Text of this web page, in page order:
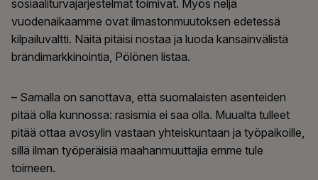
sosiaaliturvajärjestelmät toimivat. Myös neljä
vuodenaikaamme ovat ilmastonmuutoksen edetessä
kilpailuvaltti. Näitä pitäisi nostaa ja luoda kansainvälistä
brändimarkkinointia, Pölönen listaa.
– Samalla on sanottava, että suomalaisten asenteiden
pitää olla kunnossa: rasismia ei saa olla. Muualta tulleet
pitää ottaa avosylin vastaan yhteiskuntaan ja työpaikoille,
sillä ilman työperäisiä maahanmuuttajia emme tule
toimeen.